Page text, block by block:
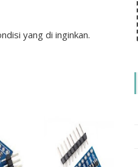
yang di inginkan.